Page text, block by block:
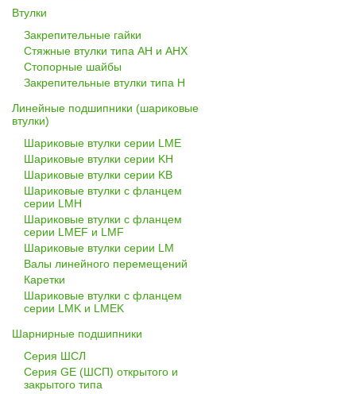
Втулки
Закрепительные гайки
Стяжные втулки типа AH и AHX
Стопорные шайбы
Закрепительные втулки типа H
Линейные подшипники (шариковые
втулки)
Шариковые втулки серии LME
Шариковые втулки серии KH
Шариковые втулки серии KB
Шариковые втулки с фланцем
серии LMH
Шариковые втулки с фланцем
серии LMEF и LMF
Шариковые втулки серии LM
Валы линейного перемещений
Каретки
Шариковые втулки с фланцем
серии LMK и LMEK
Шарнирные подшипники
Cерия ШСЛ
Серия GE (ШСП) открытого и
закрытого типа